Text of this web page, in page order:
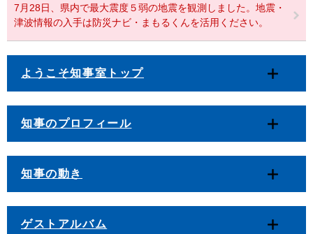
7月28日、県内で最大震度５弱の地震を観測しました。地震・
津波情報の入手は防災ナビ・まもるくんを活用ください。
ようこそ知事室トップ
知事のプロフィール
知事の動き
ゲストアルバム